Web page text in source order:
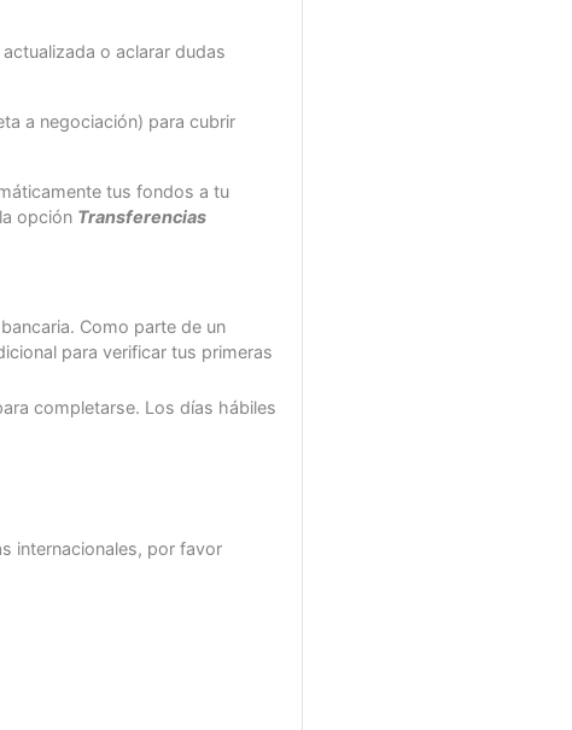
o aclarar dudas
a negociación) para cubrir
tus fondos a tu
opción Transferencias
Como parte de un
para verificar tus primeras
completarse. Los días hábiles
internacionales, por favor